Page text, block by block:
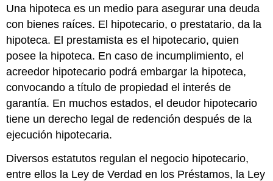
DE
AUTOPRUEBA
RESPUESTAS
DE
AUTO
Una hipoteca es un medio para asegurar una deuda
con bienes raíces. El hipotecario, o prestatario, da la
hipoteca. El prestamista es el hipotecario, quien
posee la hipoteca. En caso de incumplimiento, el
acreedor hipotecario podrá embargar la hipoteca,
convocando a título de propiedad el interés de
garantía. En muchos estados, el deudor hipotecario
tiene un derecho legal de redención después de la
ejecución hipotecaria.
Diversos estatutos regulan el negocio hipotecario,
entre ellos la Ley de Verdad en los Préstamos, la Ley